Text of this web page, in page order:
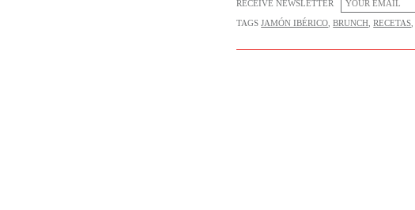
RECEIVE NEWSLETTER
TAGSJAMÓN IBÉRICO ,BRUNCH ,RECETAS